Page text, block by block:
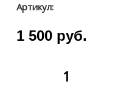
Артикул:
1 500 руб.